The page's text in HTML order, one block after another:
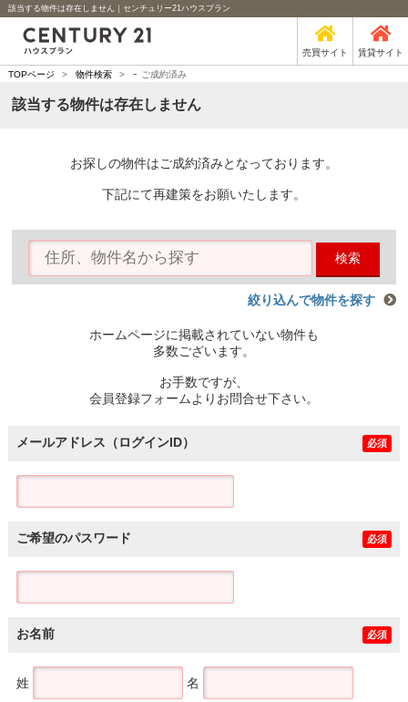
該当する物件は存在しません｜センチュリー21ハウスプラン
売買サイト 賃貸サイト
TOPページ > 物件検索 > - ご成約済み
該当する物件は存在しません
お探しの物件はご成約済みとなっております。
下記にて再建策をお願いたします。
検索
絞り込んで物件を探す
ホームページに掲載されていない物件も
多数ございます。
お手数ですが、
会員登録フォームよりお問合せ下さい。
メールアドレス（ログインID） 必須
ご希望のパスワード 必須
お名前 必須
姓 名